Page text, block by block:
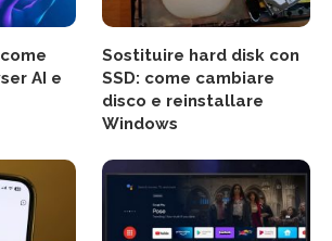
AI e
Sostituire hard disk con
SSD: come cambiare
disco e reinstallare
Windows